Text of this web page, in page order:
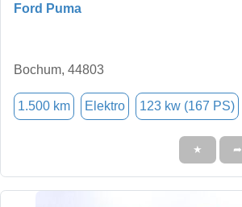
Ford Puma
Bochum, 44803
1.500 km Elektro 123 kw (167 PS)
★ ➦